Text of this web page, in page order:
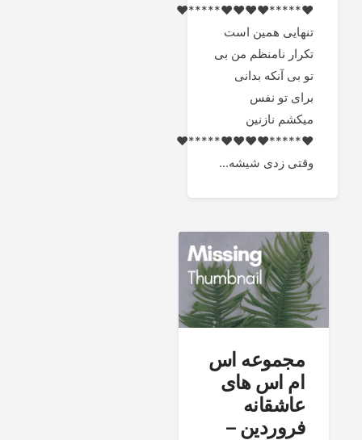
♥*****♥♥♥♥*****♥
تنهایی همین است
تکرار نامنظم من بی
تو بی آنکه بدانی
برای تو نفس
میکشم نازنین
♥*****♥♥♥♥*****♥
وقتی زدی شیشه...
مجموعه اس
ام اس های
عاشقانه
فروردین –